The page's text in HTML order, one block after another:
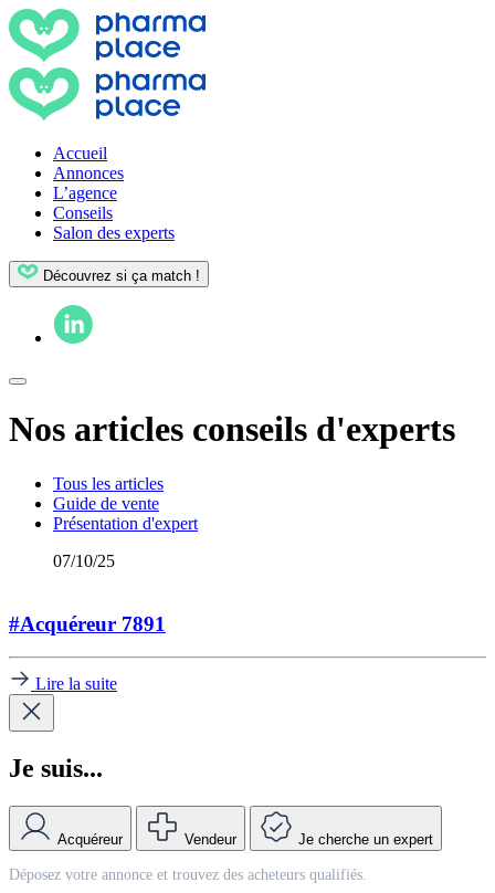
Accueil
Annonces
L’agence
Conseils
Salon des experts
Découvrez si ça match !
Nos articles conseils d'experts
Tous les articles
Guide de vente
Présentation d'expert
07/10/25
#Acquéreur 7891
Lire la suite
Je suis...
Acquéreur Vendeur Je cherche un expert
Vendeur
Déposez votre annonce et trouvez des acheteurs qualifiés.